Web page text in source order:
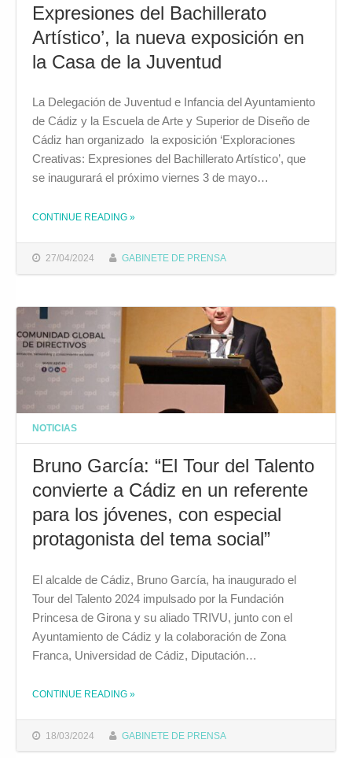
Expresiones del Bachillerato
Artístico’, la nueva exposición en
la Casa de la Juventud
27/04/2024 GABINETE DE PRENSA
La Delegación de Juventud e Infancia del Ayuntamiento
de Cádiz y la Escuela de Arte y Superior de Diseño de
Cádiz han organizado la exposición ‘Exploraciones
Creativas: Expresiones del Bachillerato Artístico’, que
se inaugurará el próximo viernes 3 de mayo…
CONTINUE READING THE "‘EXPLORACIONES CREATIVAS: EXPRESIONES DEL BACHILLERATO ARTÍSTICO’, LA NUEVA EXPOSICIÓN EN LA CASA DE LA JUVENTUD"
»
NOTICIAS
Bruno García: “El Tour del Talento
convierte a Cádiz en un referente
para los jóvenes, con especial
protagonista del tema social”
18/03/2024 GABINETE DE PRENSA
El alcalde de Cádiz, Bruno García, ha inaugurado el
Tour del Talento 2024 impulsado por la Fundación
Princesa de Girona y su aliado TRIVU, junto con el
Ayuntamiento de Cádiz y la colaboración de Zona
Franca, Universidad de Cádiz, Diputación…
CONTINUE READING
THE "BRUNO GARCÍA: “EL TOUR DEL TALENTO CONVIERTE A CÁDIZ EN UN REFERENTE PARA LOS JÓVENES, CON ESPECIAL PROTAGONISTA DEL TEMA SOCIAL”"
»